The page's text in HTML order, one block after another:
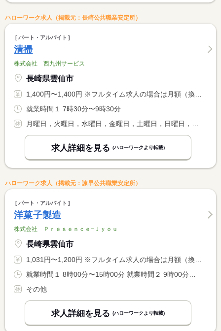
ハローワーク求人（掲載元：長崎公共職業安定所）
パート・アルバイト
清掃
株式会社 西九州サービス
長崎県雲仙市
1,400円〜1,400円 ※フルタイム求人の場合は月額（換算額）、パート求人の場合は時間額を表示しています。
就業時間１ 7時30分〜9時30分
求人詳細を見る (ハローワークより転載)
ハローワーク求人（掲載元：諫早公共職業安定所）
パート・アルバイト
洋菓子製造
株式会社 Ｐｒｅｓｅｎｃｅ−Ｊｙｏｕ
長崎県雲仙市
1,031円〜1,200円 ※フルタイム求人の場合は月額（換算額）、パート求人の場合は時間額を表示しています。
その他
求人詳細を見る (ハローワークより転載)